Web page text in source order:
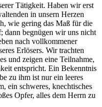
Tätigkeit. Haben wir erst
in unsern Herzen
wie gering das Maß für die
dann begnügen wir uns nicht
nach vollkommener
Erlösers. Wir trachten
und zeigen eine Teilnahme,
entspricht. Ein Bekenntnis
zu ihm ist nur ein leeres
ein schweres, knechtisches
Opfer, alles dem Herrn zu